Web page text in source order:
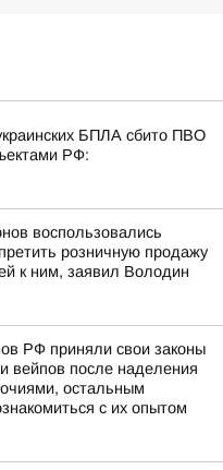
БПЛА сбито ПВО
РФ:
воспользовались
розничную продажу
к ним, заявил Володин
РФ приняли свои законы
вейпов после наделения
остальным
с их опытом